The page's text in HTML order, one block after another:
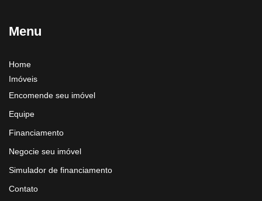
Menu
Home
Imóveis
Encomende seu imóvel
Equipe
Financiamento
Negocie seu imóvel
Simulador de financiamento
Contato